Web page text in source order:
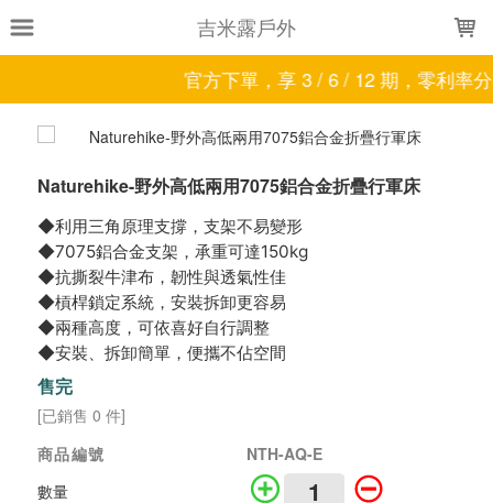
吉米露戶外
官方下單，享 3 / 6 / 12 期，零利率
Naturehike-野外高低兩用7075鋁合金折疊行軍床
◆利用三角原理支撐，支架不易變形
◆7075鋁合金支架，承重可達150kg
◆抗撕裂牛津布，韌性與透氣性佳
◆槓桿鎖定系統，安裝拆卸更容易
◆兩種高度，可依喜好自行調整
◆安裝、拆卸簡單，便攜不佔空間
售完
[已銷售 0 件]
商品編號
NTH-AQ-E
數量